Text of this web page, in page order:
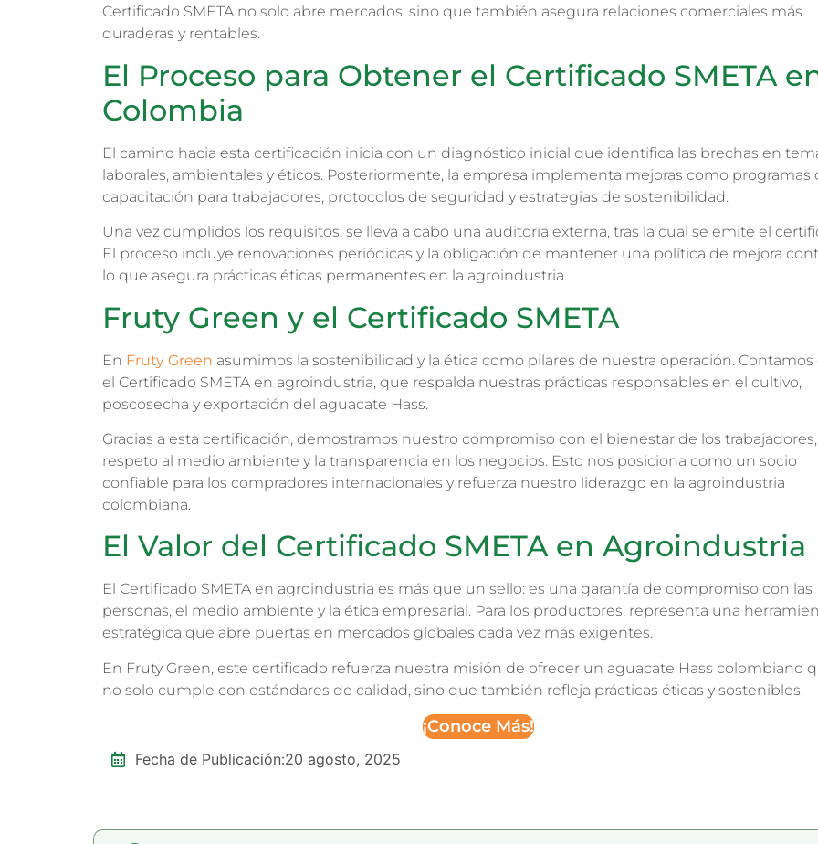
Certificado SMETA no solo abre mercados, sino que también asegura relaciones comerciales más
duraderas y rentables.
El Proceso para Obtener el Certificado SMETA
Colombia
El camino hacia esta certificación inicia con un diagnóstico inicial que identifica las brechas en
laborales, ambientales y éticos. Posteriormente, la empresa implementa mejoras como programas
capacitación para trabajadores, protocolos de seguridad y estrategias de sostenibilidad.
Una vez cumplidos los requisitos, se lleva a cabo una auditoría externa, tras la cual se emite el
El proceso incluye renovaciones periódicas y la obligación de mantener una política de mejora
lo que asegura prácticas éticas permanentes en la agroindustria.
Fruty Green y el Certificado SMETA
En Fruty Green asumimos la sostenibilidad y la ética como pilares de nuestra operación. Contamos
el Certificado SMETA en agroindustria, que respalda nuestras prácticas responsables en el cultivo,
poscosecha y exportación del aguacate Hass.
Gracias a esta certificación, demostramos nuestro compromiso con el bienestar de los
respeto al medio ambiente y la transparencia en los negocios. Esto nos posiciona como un socio
confiable para los compradores internacionales y refuerza nuestro liderazgo en la agroindustria
colombiana.
El Valor del Certificado SMETA en Agroindustria
El Certificado SMETA en agroindustria es más que un sello: es una garantía de compromiso con las
personas, el medio ambiente y la ética empresarial. Para los productores, representa una
estratégica que abre puertas en mercados globales cada vez más exigentes.
En Fruty Green, este certificado refuerza nuestra misión de ofrecer un aguacate Hass colombiano
no solo cumple con estándares de calidad, sino que también refleja prácticas éticas y sostenibles.
¡Conoce Más!
Fecha de Publicación:20 agosto, 2025